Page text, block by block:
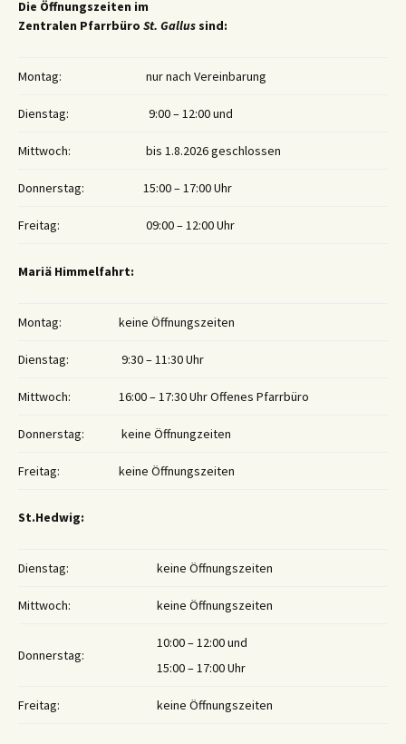
Die Öffnungszeiten im
Zentralen Pfarrbüro St. Gallus sind:
Montag: nur nach Vereinbarung
Dienstag: 9:00 – 12:00 und
Mittwoch: bis 1.8.2026 geschlossen
Donnerstag: 15:00 – 17:00 Uhr
Freitag: 09:00 – 12:00 Uhr
Mariä Himmelfahrt:
Montag: keine Öffnungszeiten
Dienstag: 9:30 – 11:30 Uhr
Mittwoch: 16:00 – 17:30 Uhr Offenes Pfarrbüro
Donnerstag: keine Öffnungzeiten
Freitag: keine Öffnungszeiten
St.Hedwig:
Dienstag: keine Öffnungszeiten
Mittwoch: keine Öffnungszeiten
Donnerstag:
10:00 – 12:00 und
15:00 – 17:00 Uhr
Freitag: keine Öffnungszeiten